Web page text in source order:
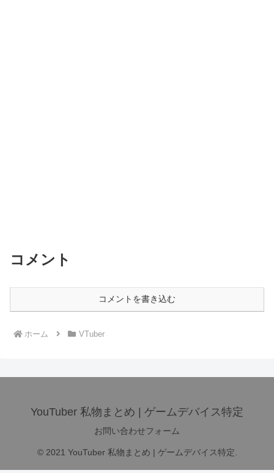
コメント
コメントを書き込む
ホーム VTuber
YouTuber 私物まとめ | ゲームデバイス特定
お問い合わせフォーム
© 2021 YouTuber 私物まとめ | ゲームデバイス特定.